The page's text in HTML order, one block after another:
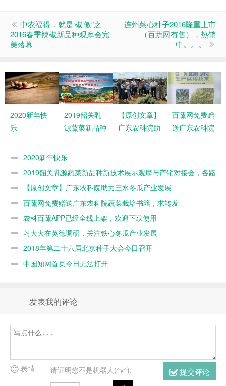
中农福得，就是‘椒’傲”之
2016春季辣椒新品种观摩会完
美落幕
连州菜心种子2016隆重上市
（百蔬网有售），热销
中。。。
2020新年快
乐
2019韶关乳
源蔬菜新品种
摩与产销对接
数百人参加会
议
【原创文章】
广东农科院助
百蔬网免费赠
送广东农科院
2020新年快乐
2019韶关乳源蔬菜新品种新技术展示观摩与产销对接会，各路
大咖数百人参加会议
【原创文章】广东农科院助力三水冬瓜产业发展
百蔬网免费赠送广东农科院蔬菜栽培书籍，求转发
农科百蔬APP已经全线上架，欢迎下载使用
习大大在英德调研，关注铁心冬瓜产业发展
2018年第二十六届北京种子大会今日召开
中国知网首页今日无法打开
发表我的评论
提交评论
请证明您不是机器人(^v^):
表情